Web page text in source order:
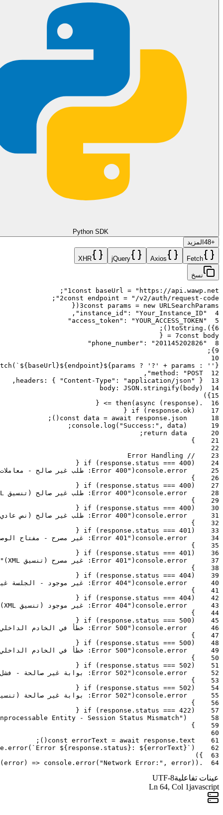
بما أن المستخدم يحتاج لإدخال الكود في هاتفه، فإن تصميم واجهة
المستخدم الخاصة بك أمر بالغ الأهمية.
اعرض الكود المكون من 8 رموز
بخط كبير وعريض
أضف دليلاً بسيطاً للمستخدم:
الأجهزة المرتبطة -> الربط باستخدام رقم الهاتف
إذا كان المحرك قيد التشغيل للتو، فقد لا يكون جاهزاً لإنشاء الكود
: ستتلقى خطأ
422 Session Status Not
. هذا يشير إلى أن المحرك في مرحلة "التسخين".
انتظر 10 ثوانٍ قبل السماح للمستخدم بالنقر على زر "إنشاء
أ. تهيئة الخوادم بدون واجهة رسومية (Headless)
للعملاء الذين يديرون مئات الحسابات على خوادم لينكس معزولة
بدون شاشات، تعد طريقة كود الاقتران هي الطريقة الوحيدة للتوسع.
ب. الدعم الفني والربط عن بُعد
إذا كان العميل يواجه صعوبة في مسح كود QR (بسبب كاميرا تالفة
أو ضعف إضاءة الشاشة)، يمكن لموظف الدعم إنشاء كود اقتران
وإملائه للعميل هاتفياً، مما يضمن نجاح الربط في ثوانٍ.
⚠️ الأخطاء الشائعة
إساءة استخدام حد المحاولات: لدى واتساب حد داخلي لعدد
وقت قصير قد يؤدي لحظر الميزة مؤقتاً لهذا الرقم.
الحالة غير الصحيحة: يمكنك طلب الكود فقط إذا كانت حالة
الجلسة هيSCAN_QR_CODE
.
ملخص المسؤوليات:
بدء بروتوكول الاقتران عبر الهاتف.
استرداد كود ربط فريد مكون من 8 رموز.
تهيئة المحرك للاستماع لحقن أوراق الاعتماد عن بُعد.
دعم عمليات الربط "عبر الهاتف فقط" في الحالات التي لا
تُستخدم فيها الكاميرات.
Python SDK
+
48المزيد
Fetch
Axios
jQuery
XHR
نسخ
1 const baseUrl = "https://api.wawp.net"
;
2const endpoint = "/v2/auth/request-code"
;
3const params = new URLSearchParams
(
{
4
"instance_id"
: "Your_Instance_ID"
,
5
"access_token"
:
"YOUR_ACCESS_TOKEN"
6
}
)
.
toString
(
)
;
7const body
=
{
8
"phone_number"
:
"201145202826"
9
}
;
10
( `${baseUrl}${endpoint}${params ? '?' + params : ''}`
12
method : "POST"
,
13
headers : { "Content-Type" : "application/json" }
,
14
body : JSON . stringify( body)
15
}
)
16
.
then ( async ( response )
=>
{
17
if ( response . ok )
{
18
const data = await response . json
(
)
;
19
console . log ( "Success:" , data )
;
20
return data
;
21
}
22
23
// Error Handling
24
if ( response . status === 400 )
{
25
console . error
( "Error 400: طلب غير صالح - معاملات مطلوبة مفقودة"
26
}
27
if ( response . status === 400 )
{
28
console . error
( "Error 400: طلب غير صالح (تنسيق XML)"
29
}
30
if ( response . status === 400 )
{
31
console . error
( "Error 400: طلب غير صالح (نص عادي)"
32
}
33
if ( response . status === 401 )
{
34
console . error
( "Error 401: غير مصرح - مفتاح الوصول غير صالح أو مفقود"
35
}
36
if ( response . status === 401 )
{
37
console . error
( "Error 401: غير مصرح (تنسيق XML)"
38
}
39
if ( response . status === 404)
{
40
console . error
( "Error 404: غير موجود - الجلسة غير موجودة"
41
}
42
if ( response . status === 404)
{
43
console . error
( "Error 404: غير موجود (تنسيق XML)"
44
}
45
if ( response . status === 500 )
{
46
console . error
( "Error 500: خطأ في الخادم الداخلي - فشل غير متوقع"
47
}
48
if ( response . status === 500 )
{
49
console . error
( "Error 500: خطأ في الخادم الداخلي (HTML)"
50
}
51
if ( response . status === 502 )
{
52
console . error
( "Error 502: بوابة غير صالحة - فشل الاتصال بالخادم الرئيسي"
53
}
54
if ( response . status === 502 )
{
55
console . error
( "Error 502: بوابة غير صالحة (تنسيق XML)"
56
}
57
if ( response . status === 422 )
{
58
Entity - Session Status Mismatch" )
59
}
60
61
const errorText = await response . text
(
)
;
62
. error( `Error ${response.status}: ${errorText}` )
63
}
)
64
.
(error) => console . error( "Network Error:" , error) )
عينات تفاعليةUTF-8
Ln 64, Col 1javascript